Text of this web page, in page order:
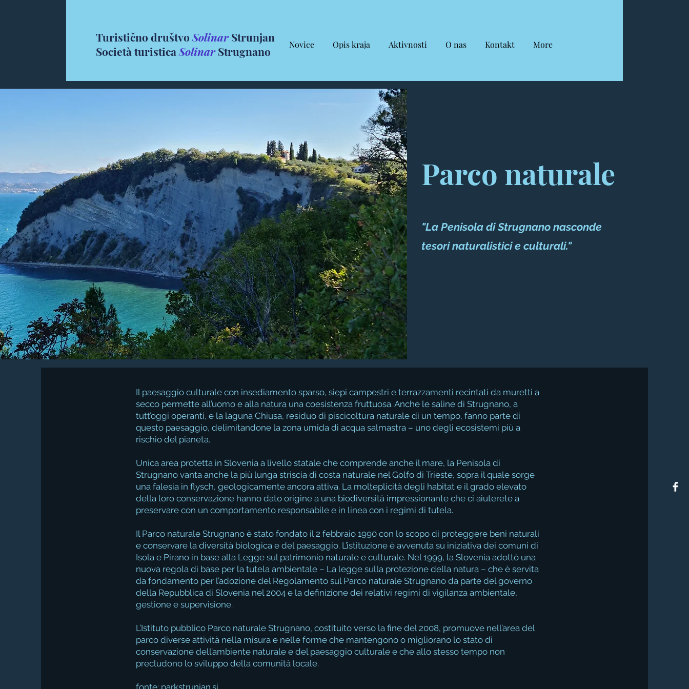
Turistično društvo SolinarStrunjan
Società turistica SolinarStrugnano Novice Opis kraja Aktivnosti O nas Kontakt More
Parco naturale
"La Penisola di Strugnano nasconde
tesori naturalistici e culturali."
Il paesaggio culturale con insediamento sparso, siepi campestri e terrazzamenti recintati da muretti a
secco permette all’uomo e alla natura una coesistenza fruttuosa. Anche le saline di Strugnano, a
tutt’oggi operanti, e la laguna Chiusa, residuo di piscicoltura naturale di un tempo, fanno parte di
questo paesaggio, delimitandone la zona umida di acqua salmastra – uno degli ecosistemi più a
rischio del pianeta.
Unica area protetta in Slovenia a livello statale che comprende anche il mare, la Penisola di
Strugnano vanta anche la più lunga striscia di costa naturale nel Golfo di Trieste, sopra il quale sorge
una falesia in flysch, geologicamente ancora attiva. La molteplicità degli habitat e il grado elevato
della loro conservazione hanno dato origine a una biodiversità impressionante che ci aiuterete a
preservare con un comportamento responsabile e in linea con i regimi di tutela.
Il Parco naturale Strugnano è stato fondato il 2 febbraio 1990 con lo scopo di proteggere beni naturali
e conservare la diversità biologica e del paesaggio. L’istituzione è avvenuta su iniziativa dei comuni di
Isola e Pirano in base alla Legge sul patrimonio naturale e culturale. Nel 1999, la Slovenia adottò una
nuova regola di base per la tutela ambientale – La legge sulla protezione della natura – che è servita
da fondamento per l’adozione del Regolamento sul Parco naturale Strugnano da parte del governo
della Repubblica di Slovenia nel 2004 e la definizione dei relativi regimi di vigilanza ambientale,
gestione e supervisione.
L’Istituto pubblico Parco naturale Strugnano, costituito verso la fine del 2008, promuove nell’area del
parco diverse attività nella misura e nelle forme che mantengono o migliorano lo stato di
conservazione dell’ambiente naturale e del paesaggio culturale e che allo stesso tempo non
precludono lo sviluppo della comunità locale.
fonte: parkstrunjan.si